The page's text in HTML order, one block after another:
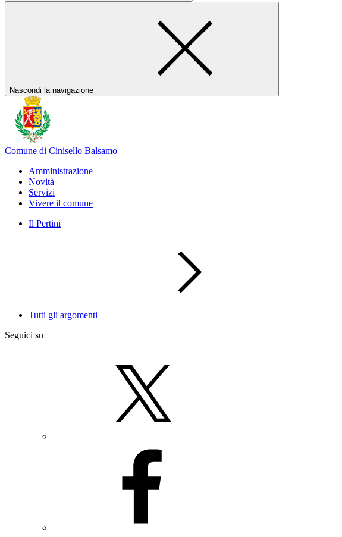
Nascondi la navigazione
Comune di Cinisello Balsamo
Amministrazione
Novità
Servizi
Vivere il comune
Il Pertini
Tutti gli argomenti
Seguici su